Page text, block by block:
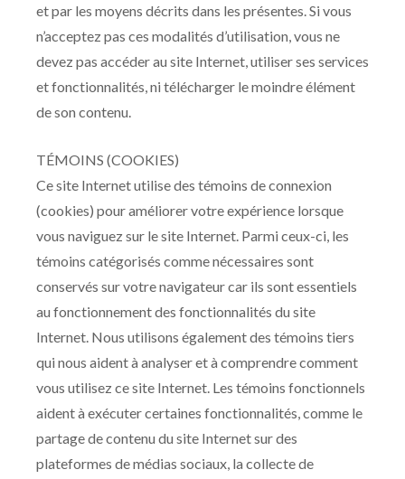
et par les moyens décrits dans les présentes. Si vous
n’acceptez pas ces modalités d’utilisation, vous ne
devez pas accéder au site Internet, utiliser ses services
et fonctionnalités, ni télécharger le moindre élément
de son contenu.
TÉMOINS (COOKIES)
Ce site Internet utilise des témoins de connexion
(cookies) pour améliorer votre expérience lorsque
vous naviguez sur le site Internet. Parmi ceux-ci, les
témoins catégorisés comme nécessaires sont
conservés sur votre navigateur car ils sont essentiels
au fonctionnement des fonctionnalités du site
Internet. Nous utilisons également des témoins tiers
qui nous aident à analyser et à comprendre comment
vous utilisez ce site Internet. Les témoins fonctionnels
aident à exécuter certaines fonctionnalités, comme le
partage de contenu du site Internet sur des
plateformes de médias sociaux, la collecte de